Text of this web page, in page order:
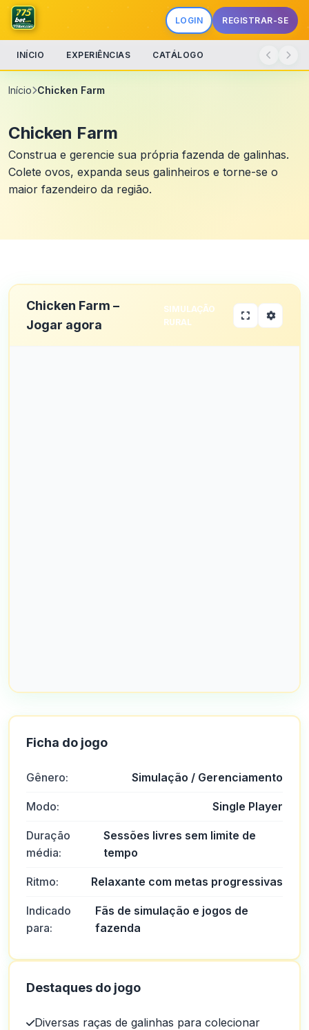
LOGIN REGISTRAR-SE
INÍCIO EXPERIÊNCIAS CATÁLOGO
Início Chicken Farm
Chicken Farm
Construa e gerencie sua própria fazenda de galinhas.
Colete ovos, expanda seus galinheiros e torne-se o
maior fazendeiro da região.
Chicken Farm –
Jogar agora
SIMULAÇÃO
RURAL
Ficha do jogo
Gênero: Simulação / Gerenciamento
Modo: Single Player
Duração
média:
Sessões livres sem limite de
tempo
Ritmo: Relaxante com metas progressivas
Indicado
para:
Fãs de simulação e jogos de
fazenda
Destaques do jogo
Diversas raças de galinhas para colecionar